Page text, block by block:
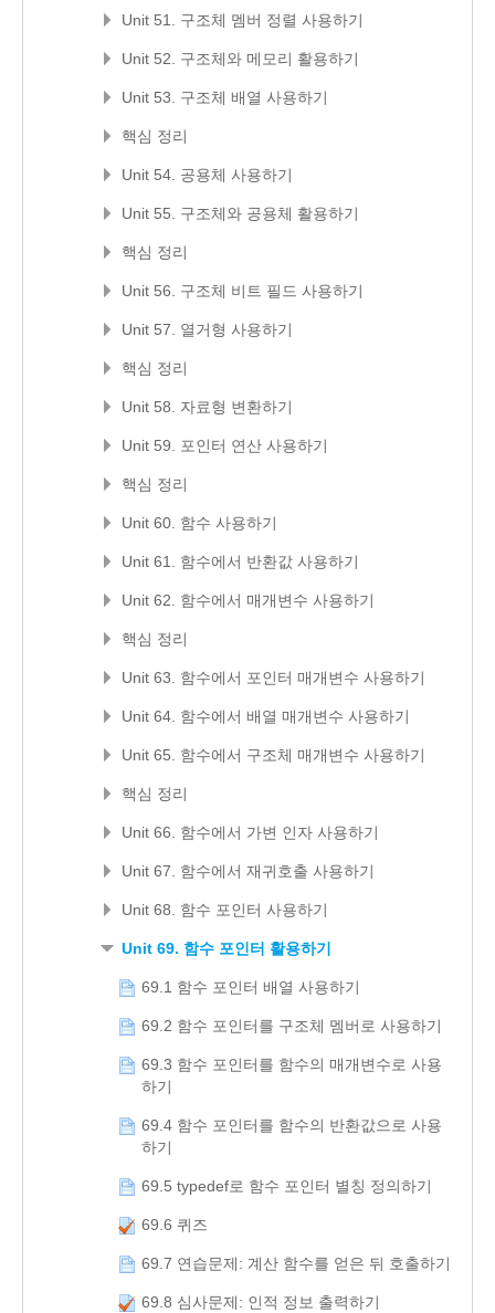
Unit 51. 구조체 멤버 정렬 사용하기
Unit 52. 구조체와 메모리 활용하기
Unit 53. 구조체 배열 사용하기
핵심 정리
Unit 54. 공용체 사용하기
Unit 55. 구조체와 공용체 활용하기
핵심 정리
Unit 56. 구조체 비트 필드 사용하기
Unit 57. 열거형 사용하기
핵심 정리
Unit 58. 자료형 변환하기
Unit 59. 포인터 연산 사용하기
핵심 정리
Unit 60. 함수 사용하기
Unit 61. 함수에서 반환값 사용하기
Unit 62. 함수에서 매개변수 사용하기
핵심 정리
Unit 63. 함수에서 포인터 매개변수 사용하기
Unit 64. 함수에서 배열 매개변수 사용하기
Unit 65. 함수에서 구조체 매개변수 사용하기
핵심 정리
Unit 66. 함수에서 가변 인자 사용하기
Unit 67. 함수에서 재귀호출 사용하기
Unit 68. 함수 포인터 사용하기
Unit 69. 함수 포인터 활용하기
69.1 함수 포인터 배열 사용하기
69.2 함수 포인터를 구조체 멤버로 사용하기
69.3 함수 포인터를 함수의 매개변수로 사용
하기
69.4 함수 포인터를 함수의 반환값으로 사용
하기
69.5 typedef로 함수 포인터 별칭 정의하기
69.6 퀴즈
69.7 연습문제: 계산 함수를 얻은 뒤 호출하기
69.8 심사문제: 인적 정보 출력하기